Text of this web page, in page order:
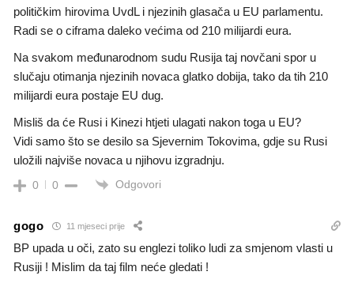
političkim hirovima UvdL i njezinih glasača u EU parlamentu.
Radi se o ciframa daleko većima od 210 milijardi eura.
Na svakom međunarodnom sudu Rusija taj novčani spor u
slučaju otimanja njezinih novaca glatko dobija, tako da tih 210
milijardi eura postaje EU dug.
Misliš da će Rusi i Kinezi htjeti ulagati nakon toga u EU?
Vidi samo što se desilo sa Sjevernim Tokovima, gdje su Rusi
uložili najviše novaca u njihovu izgradnju.
0 0 Odgovori
gogo 11 mjeseci prije
BP upada u oči, zato su englezi toliko ludi za smjenom vlasti u
Rusiji ! Mislim da taj film neće gledati !